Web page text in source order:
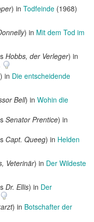
) in Todfeinde (1968)
) in Mit dem Tod im
Hobbs, der Verleger) in
) in Die entscheidende
Bell) in Wohin die
Senator Prentice) in
Capt. Queeg) in Helden
Veterinär) in Der Wildeste
Dr. Ellis) in Der
) in Botschafter der